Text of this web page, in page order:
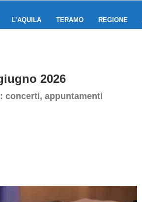
L’AQUILA TERAMO REGIONE
2026
concerti, appuntamenti